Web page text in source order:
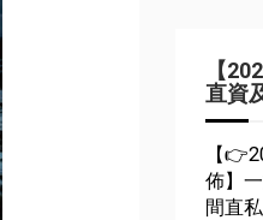
【
直資
【
佈】
間直私